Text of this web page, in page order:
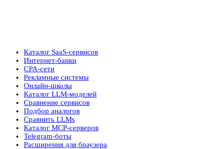
Каталог SaaS-сервисов
Интернет-банки
CPA-сети
Рекламные системы
Онлайн-школы
Каталог LLM-моделей
Сравнение сервисов
Подбор аналогов
Сравнить LLMs
Каталог MCP-серверов
Telegram-боты
Расширения для браузера